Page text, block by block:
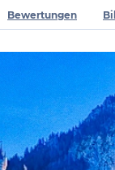
Bewertungen